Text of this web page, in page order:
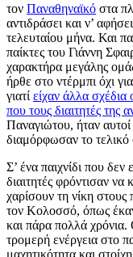
τον Παναθηναϊκό στα
αντιδράσει και ν’
τελευταίου μήνα. Και
παίκτες του Γιάννη
χαρακτήρα μεγάλης
ήρθε στο ντέρμπι όχι
γιατί είχαν άλλα σχέδια
που τους διαιτητές της
Παναγιώτου, ήταν
διαμόρφωσαν το τελικό
Σ’ ένα παιχνίδι που δεν
διαιτητές φρόντισαν να
χαρίσουν τη νίκη
τον Κολοσσό, όπως
και πάρα πολλά
τρομερή ενέργεια στο
μαχητικότητα και